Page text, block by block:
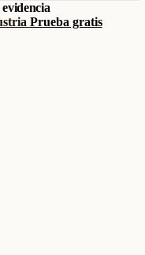
Prueba gratis